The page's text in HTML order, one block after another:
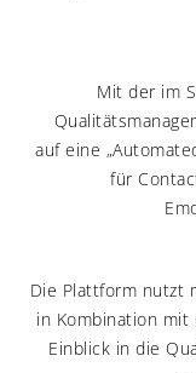
Mit der im
auf eine
für
Die Plattform nutzt
in Kombination mit
Einblick in die